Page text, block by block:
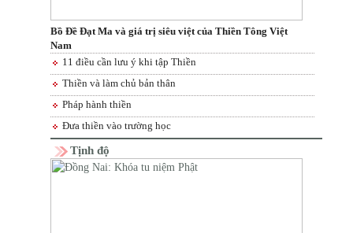
Bồ Đề Đạt Ma và giá trị siêu việt của Thiền Tông Việt
Nam
11 điều cần lưu ý khi tập Thiền
Thiền và làm chủ bản thân
Pháp hành thiền
Đưa thiền vào trường học
Tịnh độ